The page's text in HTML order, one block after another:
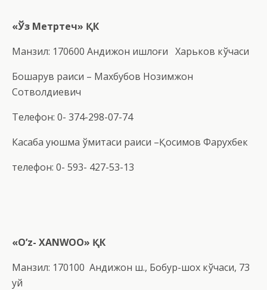
«Ўз Метртеч» ҚК
Манзил: 170600 Андижон қишлоғи Харьков кўчаси
Бошқарув раиси – Махбубов Нозимжон
Сотволдиевич
Телефон: 0- 374-298-07-74
Касаба уюшма қўмитаси раиси –Қосимов Фарухбек
телефон: 0- 593- 427-53-13
«O’z- XANWOO» ҚК
Манзил: 170100 Андижон ш., Бобур-шох кўчаси, 73
уй